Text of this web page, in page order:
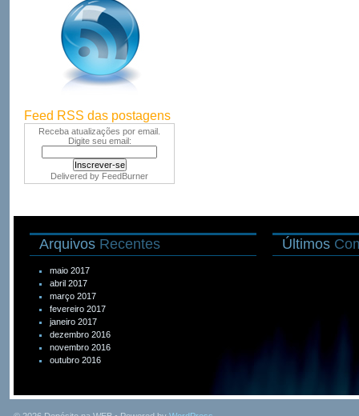
Feed RSS das postagens
Receba atualizações por email.
Digite seu email:
Delivered by FeedBurner
Arquivos Recentes
maio 2017
abril 2017
março 2017
fevereiro 2017
janeiro 2017
dezembro 2016
novembro 2016
outubro 2016
Últimos